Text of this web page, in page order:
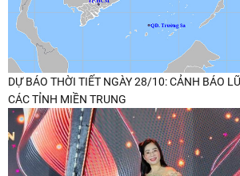
DỰ BÁO THỜI TIẾT NGÀY 28/10: CẢNH BÁO
CÁC TỈNH MIỀN TRUNG